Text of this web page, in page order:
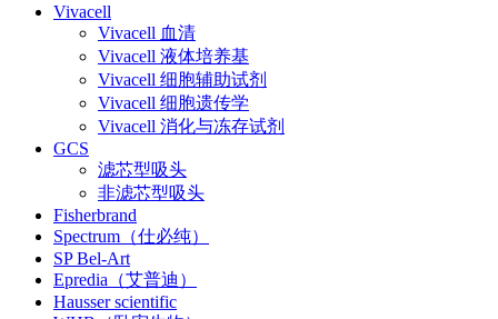
Vivacell
Vivacell 血清
Vivacell 液体培养基
Vivacell 细胞辅助试剂
Vivacell 细胞遗传学
Vivacell 消化与冻存试剂
GCS
滤芯型吸头
非滤芯型吸头
Fisherbrand
Spectrum（仕必纯）
SP Bel-Art
Epredia（艾普迪）
Hausser scientific